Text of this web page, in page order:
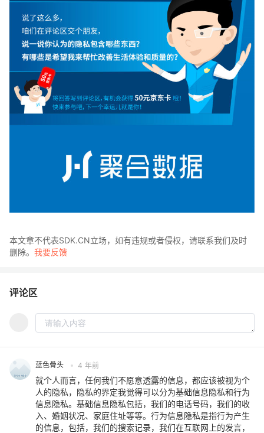
本文章不代表SDK.CN立场，如有违规或者侵权，请联系我们及时
删除。 我要反馈
评论区
蓝色骨头 4 年前
就个人而言，任何我们不愿意透露的信息，都应该被视为个
人的隐私，隐私的界定我觉得可以分为基础信息隐私和行为
信息隐私。基础信息隐私包括，我们的电话号码，我们的收
入、婚姻状况、家庭住址等等。行为信息隐私是指行为产生
的信息，包括，我们的搜索记录，我们在互联网上的发言，